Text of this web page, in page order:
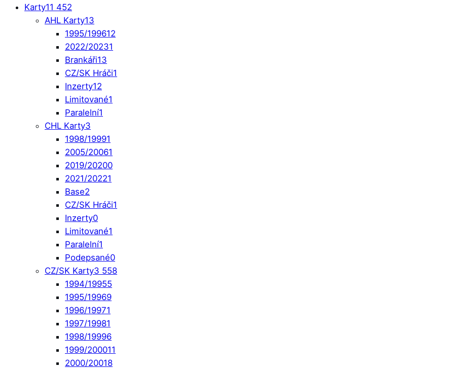
Karty11 452
AHL Karty13
1995/199612
2022/20231
Brankáři13
CZ/SK Hráči1
Inzerty12
Limitované1
Paralelní1
CHL Karty3
1998/19991
2005/20061
2019/20200
2021/20221
Base2
CZ/SK Hráči1
Inzerty0
Limitované1
Paralelní1
Podepsané0
CZ/SK Karty3 558
1994/19955
1995/19969
1996/19971
1997/19981
1998/19996
1999/200011
2000/20018